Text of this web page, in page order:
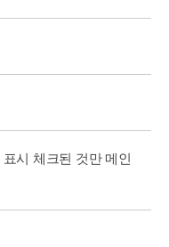
시 체크된 것만 메인